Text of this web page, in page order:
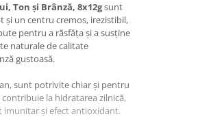
Ton și Brânză, 8x12gsunt
și un centru cremos, irezistibil,
pentru a răsfăța și a susține
naturale de calitate
gustoasă.
sunt potrivite chiar și pentru
la hidratarea zilnică,
imunitar și efect antioxidant.